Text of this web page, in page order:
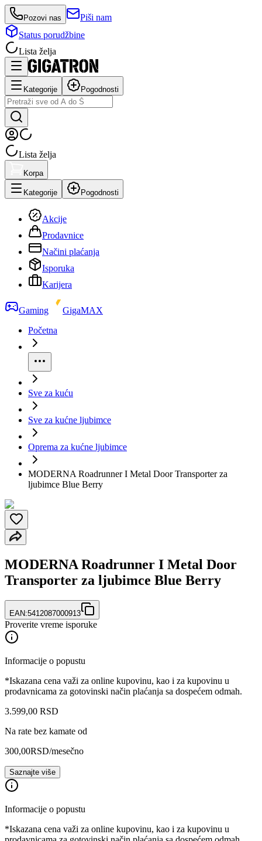
Pozovi nas
Piši nam
Status porudžbine
Lista želja
Kategorije Pogodnosti
Lista želja
Korpa
Kategorije Pogodnosti
Akcije
Prodavnice
Načini plaćanja
Isporuka
Karijera
Gaming
GigaMAX
Početna
Sve za kuću
Sve za kućne ljubimce
Oprema za kućne ljubimce
MODERNA Roadrunner I Metal Door Transporter za
ljubimce Blue Berry
MODERNA Roadrunner I Metal Door
Transporter za ljubimce Blue Berry
EAN:5412087000913
Proverite vreme isporuke
Informacije o popustu
*Iskazana cena važi za online kupovinu, kao i za kupovinu u
prodavnicama za gotovinski način plaćanja sa dospećem odmah.
3.599,00 RSD
Na rate bez kamate od
300,00RSD/mesečno
Saznajte više
Informacije o popustu
*Iskazana cena važi za online kupovinu, kao i za kupovinu u